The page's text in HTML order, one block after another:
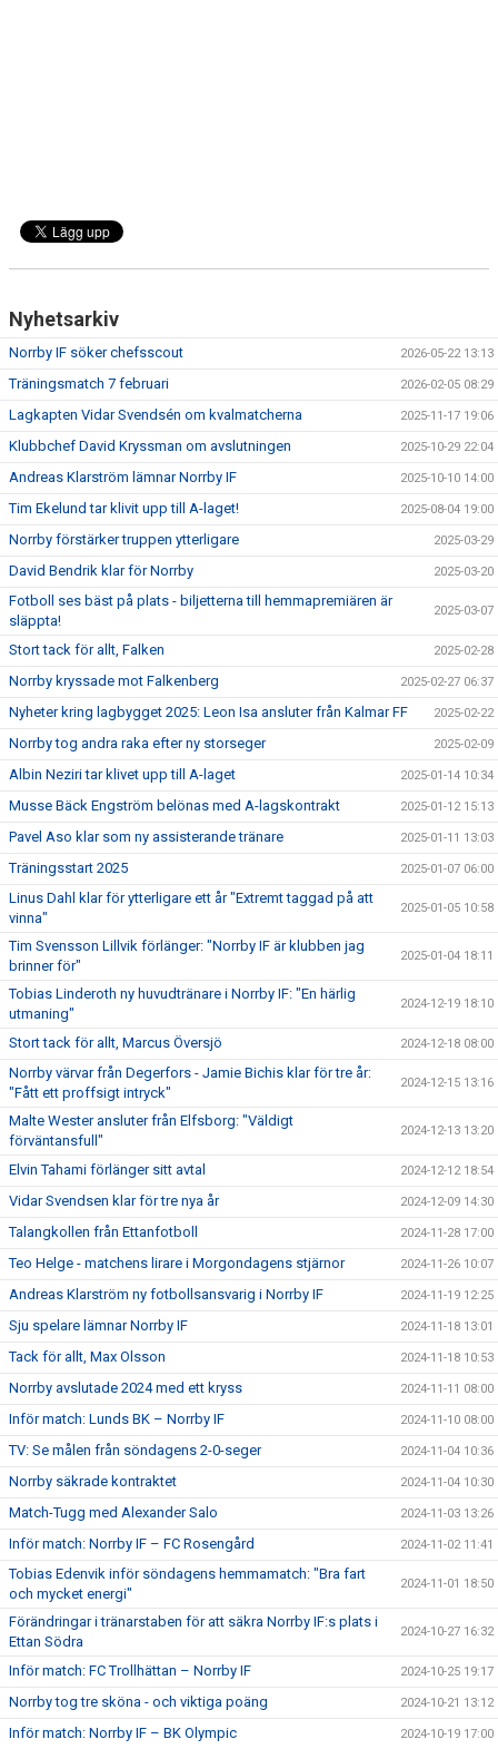
Nyhetsarkiv
Norrby IF söker chefsscout 2026-05-22 13:13
Träningsmatch 7 februari 2026-02-05 08:29
Lagkapten Vidar Svendsén om kvalmatcherna 2025-11-17 19:06
Klubbchef David Kryssman om avslutningen 2025-10-29 22:04
Andreas Klarström lämnar Norrby IF 2025-10-10 14:00
Tim Ekelund tar klivit upp till A-laget! 2025-08-04 19:00
Norrby förstärker truppen ytterligare 2025-03-29
David Bendrik klar för Norrby 2025-03-20
Fotboll ses bäst på plats - biljetterna till hemmapremiären är
släppta!
2025-03-07
Stort tack för allt, Falken 2025-02-28
Norrby kryssade mot Falkenberg 2025-02-27 06:37
Nyheter kring lagbygget 2025: Leon Isa ansluter från Kalmar FF 2025-02-22
Norrby tog andra raka efter ny storseger 2025-02-09
Albin Neziri tar klivet upp till A-laget 2025-01-14 10:34
Musse Bäck Engström belönas med A-lagskontrakt 2025-01-12 15:13
Pavel Aso klar som ny assisterande tränare 2025-01-11 13:03
Träningsstart 2025 2025-01-07 06:00
Linus Dahl klar för ytterligare ett år "Extremt taggad på att
vinna"
2025-01-05 10:58
Tim Svensson Lillvik förlänger: "Norrby IF är klubben jag
brinner för"
2025-01-04 18:11
Tobias Linderoth ny huvudtränare i Norrby IF: "En härlig
utmaning"
2024-12-19 18:10
Stort tack för allt, Marcus Översjö 2024-12-18 08:00
Norrby värvar från Degerfors - Jamie Bichis klar för tre år:
"Fått ett proffsigt intryck"
2024-12-15 13:16
Malte Wester ansluter från Elfsborg: "Väldigt
förväntansfull"
2024-12-13 13:20
Elvin Tahami förlänger sitt avtal 2024-12-12 18:54
Vidar Svendsen klar för tre nya år 2024-12-09 14:30
Talangkollen från Ettanfotboll 2024-11-28 17:00
Teo Helge - matchens lirare i Morgondagens stjärnor 2024-11-26 10:07
Andreas Klarström ny fotbollsansvarig i Norrby IF 2024-11-19 12:25
Sju spelare lämnar Norrby IF 2024-11-18 13:01
Tack för allt, Max Olsson 2024-11-18 10:53
Norrby avslutade 2024 med ett kryss 2024-11-11 08:00
Inför match: Lunds BK – Norrby IF 2024-11-10 08:00
TV: Se målen från söndagens 2-0-seger 2024-11-04 10:36
Norrby säkrade kontraktet 2024-11-04 10:30
Match-Tugg med Alexander Salo 2024-11-03 13:26
Inför match: Norrby IF – FC Rosengård 2024-11-02 11:41
Tobias Edenvik inför söndagens hemmamatch: "Bra fart
och mycket energi"
2024-11-01 18:50
Förändringar i tränarstaben för att säkra Norrby IF:s plats i
Ettan Södra
2024-10-27 16:32
Inför match: FC Trollhättan – Norrby IF 2024-10-25 19:17
Norrby tog tre sköna - och viktiga poäng 2024-10-21 13:12
Inför match: Norrby IF – BK Olympic 2024-10-19 17:00